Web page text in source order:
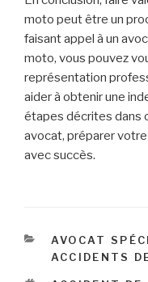
moto peut être un
faisant appel à un
moto, vous pouvez
représentation
aider à obtenir une
étapes décrites dans
avocat, préparer
avec succès.
CATÉGORIES
AVOCAT
ACCIDENTS